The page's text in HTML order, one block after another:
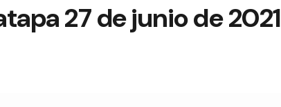
27 de junio de 2021